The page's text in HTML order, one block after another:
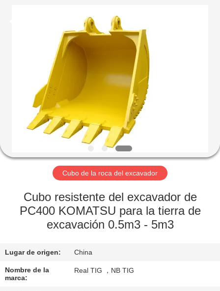
PRODUCTOS
SOBRE
NOSOTROS
VIAJE
FÁBRICA
DE
CALIDAD
Cubo de la roca del excavador
Cubo resistente del excavador de
PC400 KOMATSU para la tierra de
excavación 0.5m3 - 5m3
Lugar de origen: China
Nombre de la
marca:
Real TIG ，NB TIG